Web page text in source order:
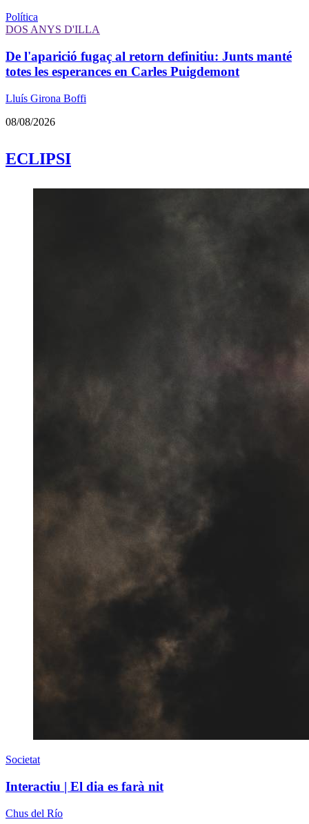
Política
DOS ANYS D'ILLA
De l'aparició fugaç al retorn definitiu: Junts manté
totes les esperances en Carles Puigdemont
Lluís Girona Boffi
08/08/2026
ECLIPSI
Societat
Interactiu | El dia es farà nit
Chus del Río